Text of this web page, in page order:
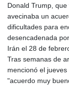
Donald Trump,
avecinaba un
dificultades para
desencadenada
Irán el 28 de
Tras semanas de
mencionó el
"acuerdo muy